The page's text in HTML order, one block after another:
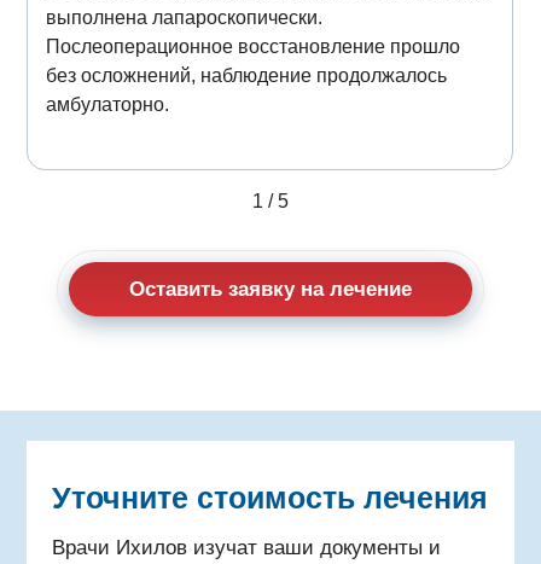
выполнена лапароскопически.
Послеоперационное восстановление прошло
без осложнений, наблюдение продолжалось
амбулаторно.
1 /5
Оставить заявку на лечение
Уточните стоимость лечения
Врачи Ихилов изучат ваши документы и